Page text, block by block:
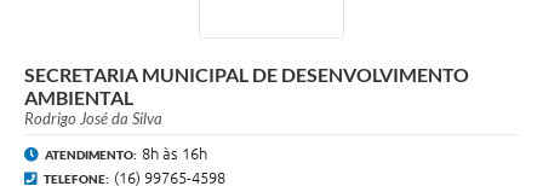
Enquete
Jornal
Agenda
SECRETARIA MUNICIPAL DE DESENVOLVIMENTO
AMBIENTAL
Rodrigo José da Silva
ATENDIMENTO: 8h às 16h
TELEFONE: (16) 99765-4598